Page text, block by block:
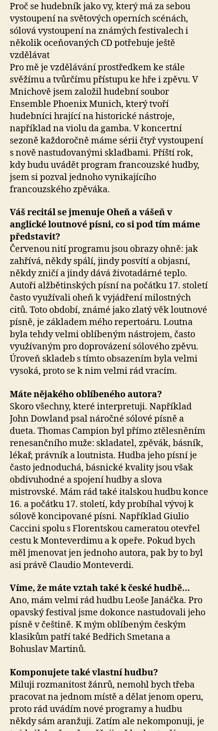
Proč se hudebník jako vy, který má za sebou
vystoupení na světových operních scénách,
sólová vystoupení na známých festivalech i
několik oceňovaných CD potřebuje ještě
vzdělávat
Pro mě je vzdělávání prostředkem ke stále
svěžímu a tvůrčímu přístupu ke hře i zpěvu. V
Mnichově jsem založil hudební soubor
Ensemble Phoenix Munich, který tvoří
hudebníci hrající na historické nástroje,
například na violu da gamba. V koncertní
sezoně každoročně máme sérii čtyř vystoupení
s nově nastudovanými skladbami. Příští rok,
kdy budu uvádět program francouzské hudby,
jsem si pozval jednoho vynikajícího
francouzského zpěváka.
Váš recitál se jmenuje Oheň a vášeň v
anglické loutnové písni, co si pod tím máme
představit?
Červenou nití programu jsou obrazy ohně: jak
zahřívá, někdy spálí, jindy posvítí a objasní,
někdy zničí a jindy dává životadárné teplo.
Autoři alžbětinských písní na počátku 17. století
často využívali oheň k vyjádření milostných
citů. Toto období, známé jako zlatý věk loutnové
písně, je základem mého repertoáru. Loutna
byla tehdy velmi oblíbeným nástrojem, často
využívaným pro doprovázení sólového zpěvu.
Úroveň skladeb s tímto obsazením byla velmi
vysoká, proto se k nim velmi rád vracím.
Máte nějakého oblíbeného autora?
Skoro všechny, které interpretuji. Například
John Dowland psal náročné sólové písně a
dueta. Thomas Campion byl přímo ztělesněním
renesančního muže: skladatel, zpěvák, básník,
lékař, právník a loutnista. Hudba jeho písní je
často jednoduchá, básnické kvality jsou však
obdivuhodné a spojení hudby a slova
mistrovské. Mám rád také italskou hudbu konce
16. a počátku 17. století, kdy probíhal vývoj k
sólově koncipované písni. Například Giulio
Caccini spolu s Florentskou cameratou otevřel
cestu k Monteverdimu a k opeře. Pokud bych
měl jmenovat jen jednoho autora, pak by to byl
asi právě Claudio Monteverdi.
Víme, že máte vztah také k české hudbě…
Ano, mám velmi rád hudbu Leoše Janáčka. Pro
opavský festival jsme dokonce nastudovali jeho
písně v češtině. K mým oblíbeným českým
klasikům patří také Bedřich Smetana a
Bohuslav Martinů.
Komponujete také vlastní hudbu?
Miluji rozmanitost žánrů, nemohl bych třeba
pracovat na jednom místě a dělat jenom operu,
proto rád uvádím nové programy a hudbu
někdy sám aranžuji. Zatím ale nekomponuji, je